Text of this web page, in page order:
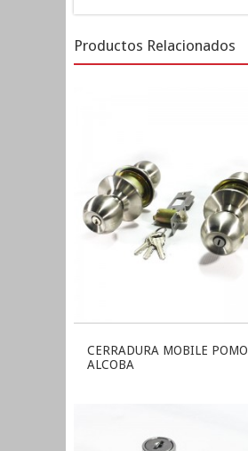
Productos Relacionados
CERRADURA MOBILE POMO
ALCOBA